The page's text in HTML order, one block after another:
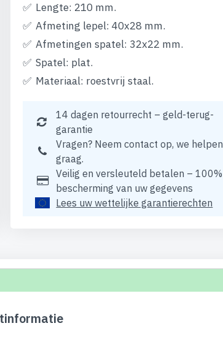
Lengte: 210 mm.
Afmeting lepel: 40x28 mm.
Afmetingen spatel: 32x22 mm.
Spatel: plat.
Materiaal: roestvrij staal.
14 dagen retourrecht – geld-terug-
garantie
Vragen? Neem contact op, we helpen
graag.
Veilig en versleuteld betalen – 100%
bescherming van uw gegevens
Lees uw wettelijke garantierechten